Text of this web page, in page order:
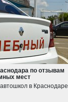
Geely
Emgrand
Atlas
Haval
по отзывам
мест
в Краснодаре